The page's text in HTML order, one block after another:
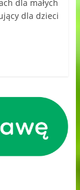
dla małych
dla dzieci